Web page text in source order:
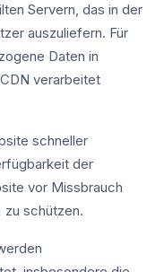
Servern, das in der
auszuliefern. Für
Daten in
verarbeitet
schneller
der
vor Missbrauch
zu schützen.